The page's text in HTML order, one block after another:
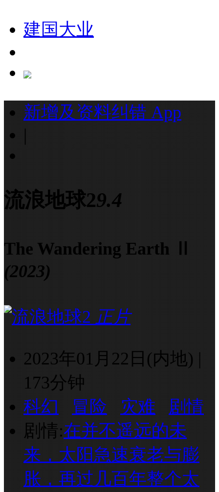
建国大业
新增及资料纠错 App
|
流浪地球29.4
The Wandering Earth Ⅱ
(2023)
正片
2023年01月22日(内地) |
173分钟
科幻
冒险 灾难
剧情
剧情:在并不遥远的未
来，太阳急速衰老与膨
胀，再过几百年整个太